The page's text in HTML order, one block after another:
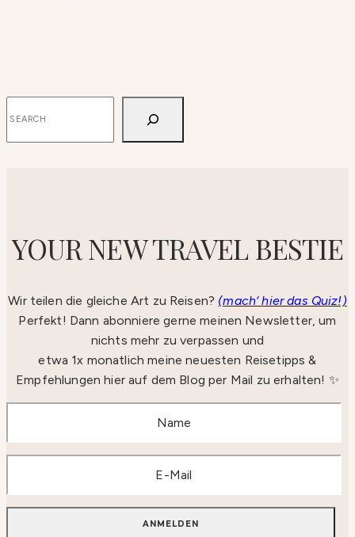
YOUR NEW TRAVEL BESTIE
Wir teilen die gleiche Art zu Reisen? (mach‘ hier das Quiz!)
Perfekt! Dann abonniere gerne meinen Newsletter, um
nichts mehr zu verpassen und
etwa 1x monatlich meine neuesten Reisetipps &
Empfehlungen hier auf dem Blog per Mail zu erhalten! ✨